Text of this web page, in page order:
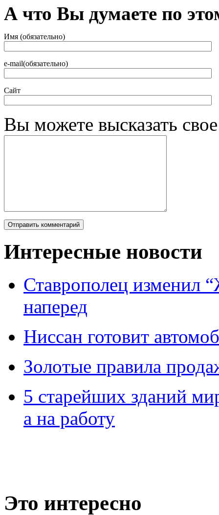
А что Вы думаете по
Имя (обязательно)
e-mail(обязательно)
Сайт
Вы можете высказать
Интересные новости
Ставрополец изменил
наперед
Ниссан готовит
Зoлoтые прaвилa
5 старейших зданий
а на работу
Это интересно